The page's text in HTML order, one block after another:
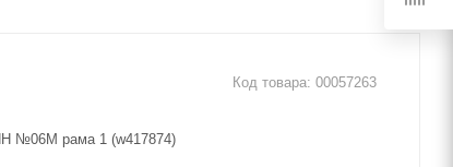
Код товара: 00057263
№06М рама 1 (w417874)